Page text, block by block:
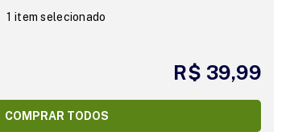
1 item selecionado
R$ 39,99
COMPRAR TODOS